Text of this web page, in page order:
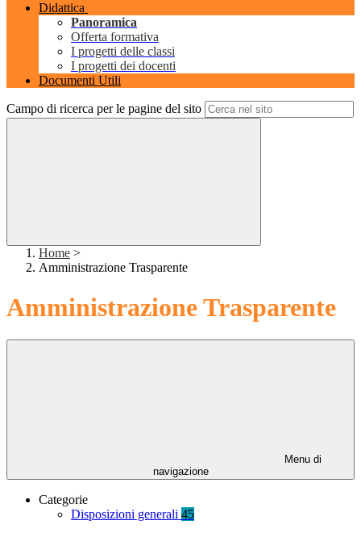
Didattica
Panoramica
Offerta formativa
I progetti delle classi
I progetti dei docenti
Documenti Utili
Campo di ricerca per le pagine del sito
Home >
Amministrazione Trasparente
Amministrazione Trasparente
Menu di
navigazione
Categorie
Disposizioni generali 45